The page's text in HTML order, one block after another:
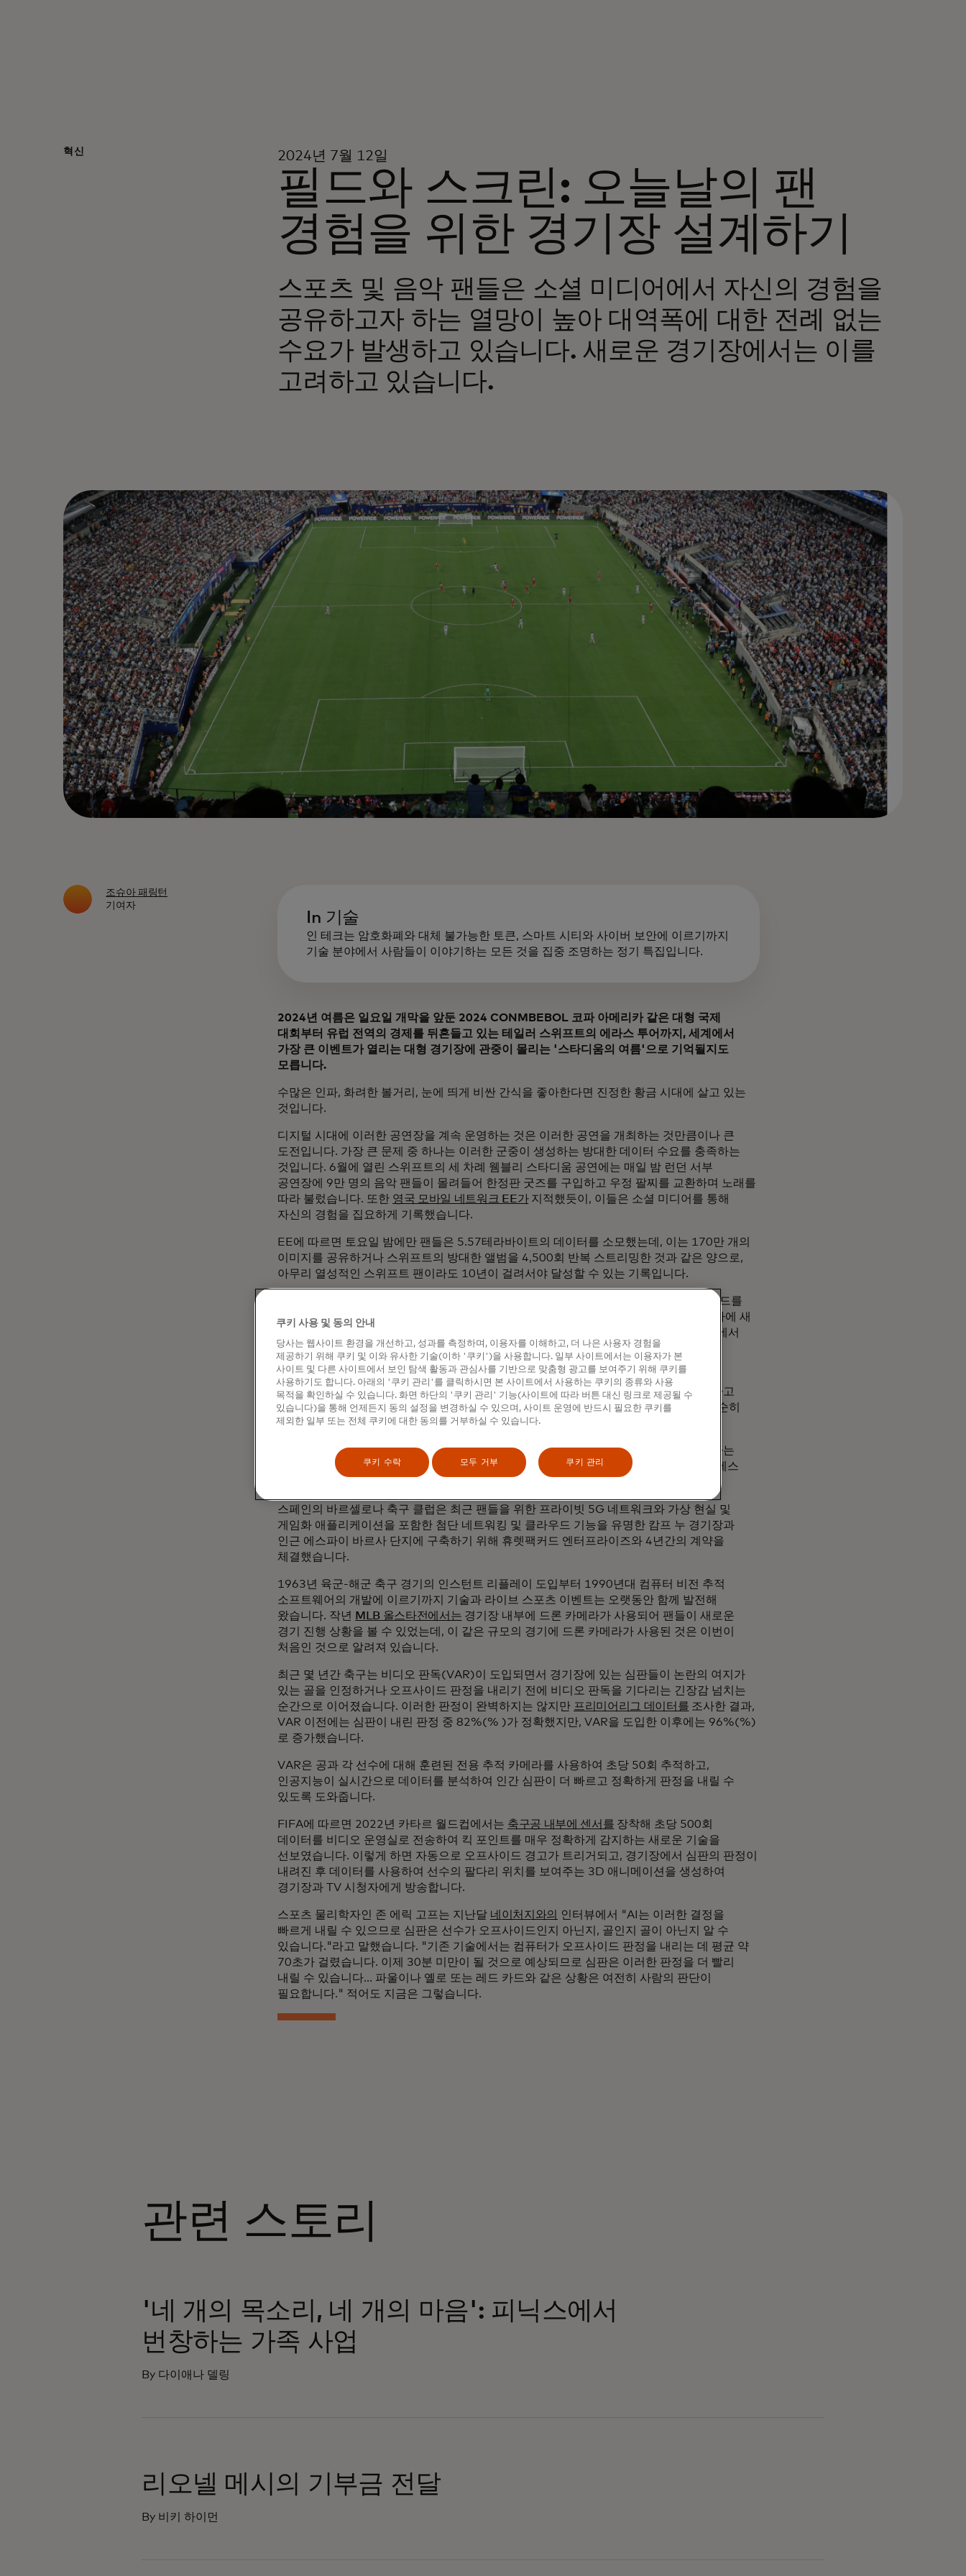
혁신 2024년 7월 12일
필드와 스크린: 오늘날의 팬
경험을 위한 경기장 설계하기
스포츠 및 음악 팬들은 소셜 미디어에서 자신의 경험을
공유하고자 하는 열망이 높아 대역폭에 대한 전례 없는
수요가 발생하고 있습니다. 새로운 경기장에서는 이를
고려하고 있습니다.
조슈아 패링턴
기여자
In 기술
인 테크는 암호화폐와 대체 불가능한 토큰, 스마트 시티와 사이버 보안에 이르기까지
기술 분야에서 사람들이 이야기하는 모든 것을 집중 조명하는 정기 특집입니다.
2024년 여름은 일요일 개막을 앞둔 2024 CONMBEBOL 코파 아메리카 같은 대형 국제
대회부터 유럽 전역의 경제를 뒤흔들고 있는 테일러 스위프트의 에라스 투어까지, 세계에서
가장 큰 이벤트가 열리는 대형 경기장에 관중이 몰리는 '스타디움의 여름'으로 기억될지도
모릅니다.
수많은 인파, 화려한 볼거리, 눈에 띄게 비싼 간식을 좋아한다면 진정한 황금 시대에 살고 있는
것입니다.
디지털 시대에 이러한 공연장을 계속 운영하는 것은 이러한 공연을 개최하는 것만큼이나 큰
도전입니다. 가장 큰 문제 중 하나는 이러한 군중이 생성하는 방대한 데이터 수요를 충족하는
것입니다. 6월에 열린 스위프트의 세 차례 웸블리 스타디움 공연에는 매일 밤 런던 서부
공연장에 9만 명의 음악 팬들이 몰려들어 한정판 굿즈를 구입하고 우정 팔찌를 교환하며 노래를
따라 불렀습니다. 또한 영국 모바일 네트워크 EE가지적했듯이, 이들은 소셜 미디어를 통해
자신의 경험을 집요하게 기록했습니다.
EE에 따르면 토요일 밤에만 팬들은 5.57테라바이트의 데이터를 소모했는데, 이는 170만 개의
이미지를 공유하거나 스위프트의 방대한 앨범을 4,500회 반복 스트리밍한 것과 같은 양으로,
아무리 열성적인 스위프트 팬이라도 10년이 걸려서야 달성할 수 있는 기록입니다.
현재 많은 장소가 이러한 수용 인원을 감당하기 위해 노력하고 있습니다. (인스타그램 피드를
스크롤할 때 빈 공간을 보는 공포!) 영국 최고의 축구팀 중 하나인 에버턴은 리버풀 해안가에 새
인터뷰에서
52,000석 규모의 새 구장을 "미래에도 견딜 수 있는 요새"로 만들겠다고 말했습니다.
"팬들은 게임과 소셜하게 소통할 수 있기를 원합니다."라고 그는 말합니다. "경기 중에는
휴대폰을 사용하지 않는 전통적인 팬들도 있지만, 젊은 팬들은 경기장 안에서 상호작용하고
소통할 수 있는 기능을 기대합니다." 연결성은 경기장 경험의 필수 요소이며 "더 이상 단순히
있으면 좋은 것이 아닙니다."라고 그는 덧붙였습니다.
디지털 시대에 맞게 개조된 구형 경기장에서는 경기장 서까래의 팬 위에 안테나를 설치하는
경우가 많지만, 에버턴은 보다 안정적인 연결을 위해 경기장 75석당 1개씩 좌석 아래 액세스
스페인의 바르셀로나 축구 클럽은 최근 팬들을 위한 프라이빗 5G 네트워크와 가상 현실 및
게임화 애플리케이션을 포함한 첨단 네트워킹 및 클라우드 기능을 유명한 캄프 누 경기장과
인근 에스파이 바르사 단지에 구축하기 위해 휴렛팩커드 엔터프라이즈와 4년간의 계약을
체결했습니다.
1963년 육군-해군 축구 경기의 인스턴트 리플레이 도입부터 1990년대 컴퓨터 비전 추적
소프트웨어의 개발에 이르기까지 기술과 라이브 스포츠 이벤트는 오랫동안 함께 발전해
왔습니다. 작년 MLB 올스타전에서는 경기장 내부에 드론 카메라가 사용되어 팬들이 새로운
경기 진행 상황을 볼 수 있었는데, 이 같은 규모의 경기에 드론 카메라가 사용된 것은 이번이
처음인 것으로 알려져 있습니다.
최근 몇 년간 축구는 비디오 판독(VAR)이 도입되면서 경기장에 있는 심판들이 논란의 여지가
있는 골을 인정하거나 오프사이드 판정을 내리기 전에 비디오 판독을 기다리는 긴장감 넘치는
순간으로 이어졌습니다. 이러한 판정이 완벽하지는 않지만 프리미어리그 데이터를 조사한 결과,
VAR 이전에는 심판이 내린 판정 중 82%(% )가 정확했지만, VAR을 도입한 이후에는 96%(%)
로 증가했습니다.
VAR은 공과 각 선수에 대해 훈련된 전용 추적 카메라를 사용하여 초당 50회 추적하고,
인공지능이 실시간으로 데이터를 분석하여 인간 심판이 더 빠르고 정확하게 판정을 내릴 수
있도록 도와줍니다.
FIFA에 따르면 2022년 카타르 월드컵에서는 축구공 내부에 센서를 장착해 초당 500회
데이터를 비디오 운영실로 전송하여 킥 포인트를 매우 정확하게 감지하는 새로운 기술을
선보였습니다. 이렇게 하면 자동으로 오프사이드 경고가 트리거되고, 경기장에서 심판의 판정이
내려진 후 데이터를 사용하여 선수의 팔다리 위치를 보여주는 3D 애니메이션을 생성하여
경기장과 TV 시청자에게 방송합니다.
스포츠 물리학자인 존 에릭 고프는 지난달 네이처지와의
인터뷰에서 "AI는 이러한 결정을
빠르게 내릴 수 있으므로 심판은 선수가 오프사이드인지 아닌지, 골인지 골이 아닌지 알 수
있습니다."라고 말했습니다. "기존 기술에서는 컴퓨터가 오프사이드 판정을 내리는 데 평균 약
70초가 걸렸습니다. 이제 30분 미만이 될 것으로 예상되므로 심판은 이러한 판정을 더 빨리
내릴 수 있습니다... 파울이나 옐로 또는 레드 카드와 같은 상황은 여전히 사람의 판단이
필요합니다." 적어도 지금은 그렇습니다.
관련 스토리
'네 개의 목소리, 네 개의 마음': 피닉스에서
번창하는 가족 사업
By 다이애나 델링
리오넬 메시의 기부금 전달
By 비키 하이먼
쿠키 사용 및 동의 안내
당사는 웹사이트 환경을 개선하고, 성과를 측정하며, 이용자를 이해하고, 더 나은 사용자 경험을
제공하기 위해 쿠키 및 이와 유사한 기술(이하 '쿠키')을 사용합니다. 일부 사이트에서는 이용자가 본
사이트 및 다른 사이트에서 보인 탐색 활동과 관심사를 기반으로 맞춤형 광고를 보여주기 위해 쿠키를
사용하기도 합니다. 아래의 '쿠키 관리'를 클릭하시면 본 사이트에서 사용하는 쿠키의 종류와 사용
목적을 확인하실 수 있습니다. 화면 하단의 '쿠키 관리' 기능(사이트에 따라 버튼 대신 링크로 제공될 수
있습니다)을 통해 언제든지 동의 설정을 변경하실 수 있으며, 사이트 운영에 반드시 필요한 쿠키를
제외한 일부 또는 전체 쿠키에 대한 동의를 거부하실 수 있습니다.
쿠키 수락 모두 거부 쿠키 관리